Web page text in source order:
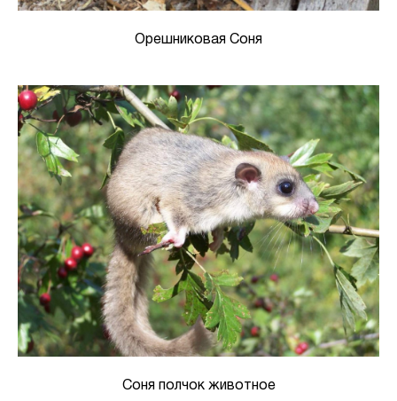
Орешниковая Соня
Соня полчок животное